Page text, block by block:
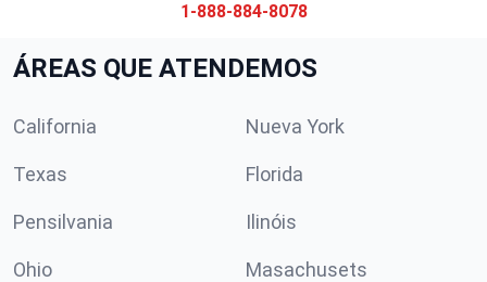
1-888-884-8078
ÁREAS QUE ATENDEMOS
California Nueva York
Texas Florida
Pensilvania Ilinóis
Ohio Masachusets